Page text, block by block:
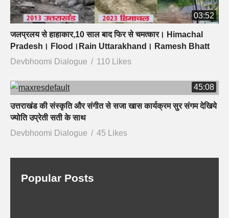
03:52
जलप्रलय से हाहाकार,10 साल बाद फिर से चमत्कार। Himachal
Pradesh। Flood।Rain Uttarakhand। Ramesh Bhatt
Devbhoomi Dialogue
110 Likes
45:08
उत्तराखंड की संस्कृति और संगीत से सजा खास कार्यक्रम सुर संगम देखिये
ज्योति उप्रेती सती के साथ
Devbhoomi Dialogue
45 Likes
Popular Posts